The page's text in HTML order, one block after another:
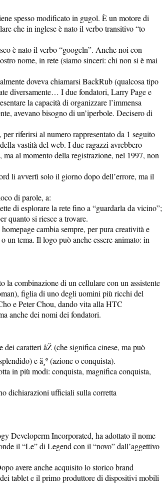
spesso modificato in gugol. È un motore di
che in inglese è nato il verbo transitivo “to
è nato il verbo “googeln”. Anche noi con
nome, in rete (siamo sinceri: chi non si è mai
doveva chiamarsi BackRub (qualcosa tipo
diversamente… I due fondatori, Larry Page e
la capacità di organizzare l’immensa
avevano bisogno di un’iperbole. Decisero di
riferirsi al numero rappresentato da 1 seguito
vastità del web. I due ragazzi avrebbero
al momento della registrazione, nel 1997, non
li avvertì solo il giorno dopo dell’errore, ma il
di parole, a:
di esplorare la rete fino a “guardarla da vicino”;
quanto si riesce a trovare.
cambia sempre, per pura creatività e
un tema. Il logo può anche essere animato: in
la combinazione di un cellulare con un assistente
figlia di uno degli uomini più ricchi del
e Peter Chou, dando vita alla HTC
anche dei nomi dei fondatori.
caratteri åŽ (che significa cinese, ma può
e ä¸º (azione o conquista).
in più modi: conquista, magnifica conquista,
dichiarazioni ufficiali sulla corretta
Developerm Incorporated, ha adottato il nome
il “Le” di Legend con il “novo” dall’aggettivo
avere anche acquisito lo storico brand
tablet e il primo produttore di dispositivi mobili